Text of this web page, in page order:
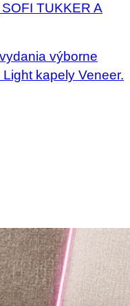
TUKKER A
výborne
kapely Veneer.